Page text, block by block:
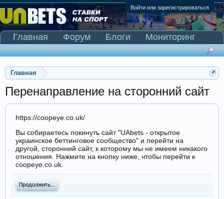
Войти или зарегистрироваться
Главная
Перенаправление на сторонний сайт
https://coopeye.co.uk/
Вы собираетесь покинуть сайт "UAbets - открытое
украинское беттинговое сообщество" и перейти на
другой, сторонний сайт, к которому мы не имеем никакого
отношения. Нажмите на кнопку ниже, чтобы перейти к
coopeye.co.uk.
Продолжить...
Главная Форум Блоги
Мониторинг
Сканер Pinnacle